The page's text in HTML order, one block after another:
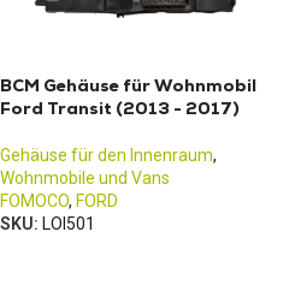
BCM Gehäuse für Wohnmobil
Ford Transit (2013 - 2017)
Gehäuse für den Innenraum,
Wohnmobile und Vans
FOMOCO, FORD
SKU: LOI501